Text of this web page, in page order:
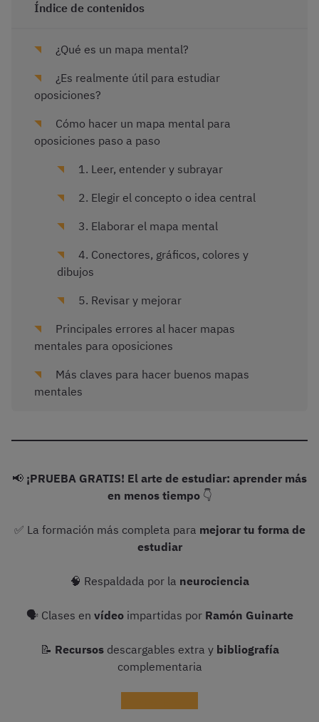
Índice de contenidos
¿Qué es un mapa mental?
¿Es realmente útil para estudiar
oposiciones?
Cómo hacer un mapa mental para
oposiciones paso a paso
1. Leer, entender y subrayar
2. Elegir el concepto o idea central
3. Elaborar el mapa mental
4. Conectores, gráficos, colores y
dibujos
5. Revisar y mejorar
Principales errores al hacer mapas
mentales para oposiciones
Más claves para hacer buenos mapas
mentales
📢 ¡PRUEBA GRATIS! El arte de estudiar: aprender más
en menos tiempo👇
✅ La formación más completa para mejorar tu forma de
estudiar
🧠 Respaldada por la neurociencia
🗣 Clases en vídeoimpartidas por Ramón Guinarte
📝 Recursos descargables extra y bibliografía
complementaria